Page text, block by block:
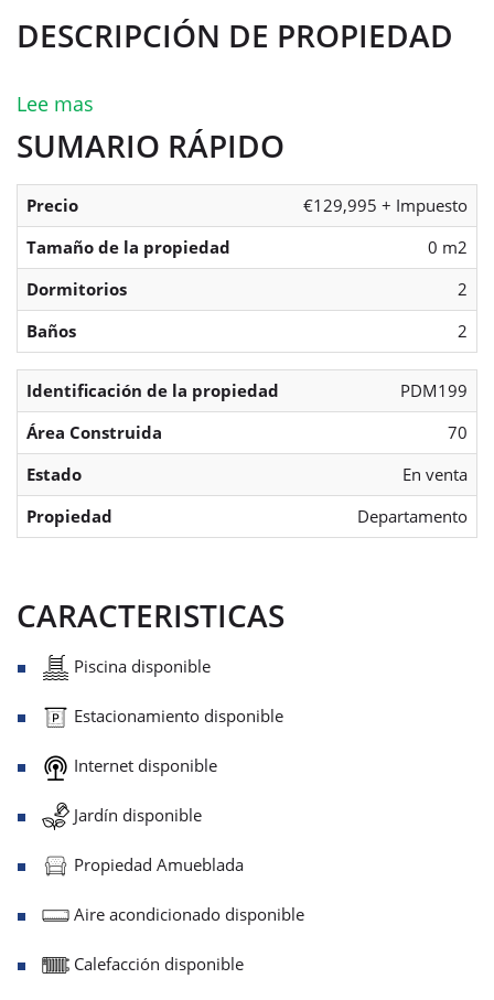
DESCRIPCIÓN DE PROPIEDAD
Lee mas
SUMARIO RÁPIDO
Precio
€129,995 + Impuesto
Tamaño de la propiedad
0 m2
Dormitorios
2
Baños
2
Identificación de la propiedad
PDM199
Área Construida
70
Estado
En venta
Propiedad
Departamento
CARACTERISTICAS
Piscina disponible
Estacionamiento disponible
Internet disponible
Jardín disponible
Propiedad Amueblada
Aire acondicionado disponible
Calefacción disponible